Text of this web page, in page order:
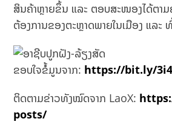
ສິນຄ້າຫຼາຍຂຶ້ນ ແລະ ຕອບສະໜອງໄດ້ຕາ
ຕ້ອງການຂອງຕະຫຼາດພາຍໃນເມືອງ ແລະ
ຂອບໃຈຂໍ້ມູນຈາກ: https://bit.ly/
ຕິດຕາມຂ່າວທັງໝົດຈາກ LaoX:
posts/